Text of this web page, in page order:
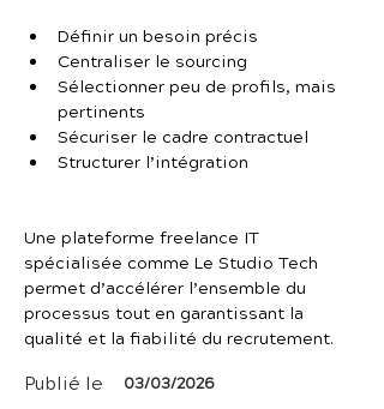
Définir un besoin précis
Centraliser le sourcing
Sélectionner peu de profils, mais
pertinents
Sécuriser le cadre contractuel
Structurer l’intégration
Une plateforme freelance IT
spécialisée comme Le Studio Tech
permet d’accélérer l’ensemble du
processus tout en garantissant la
qualité et la fiabilité du recrutement.
Publié le 03/03/2026